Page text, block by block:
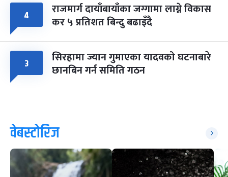
४ राजमार्ग दायाँबायाँका जग्गामा लाग्ने विकास
कर ५ प्रतिशत बिन्दु बढाइँदै
३ सिरहामा ज्यान गुमाएका यादवको घटनाबारे
छानबिन गर्न समिति गठन
वेबस्टोरिज